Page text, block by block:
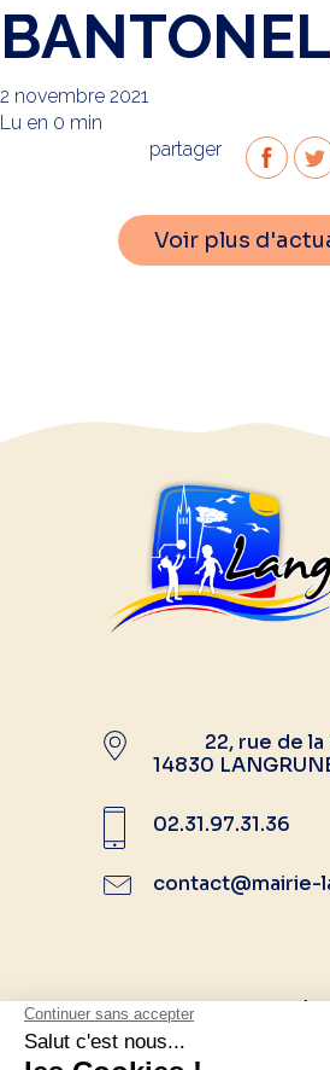
2 novembre 2021
Lu en 0 min
partager
Voir plus
22, rue de la
14830
02.31.97.31.36
contact@mairie-
Suivez-nous sur les